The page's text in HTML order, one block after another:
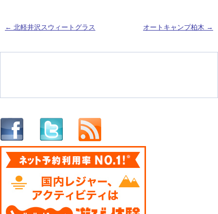
← 北軽井沢スウィートグラス オートキャンプ柏木 →